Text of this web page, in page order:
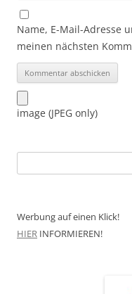
Name, E-Mail-Adresse
meinen nächsten
image (JPEG only)
nach:
Werbung auf einen Klick!
HIER INFORMIEREN!